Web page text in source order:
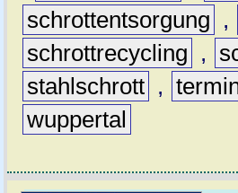
schrottentsorgung
,
schrottrecycling
,
stahlschrott ,
wuppertal